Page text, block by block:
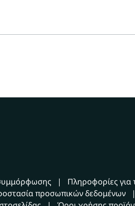
Πληροφορίες για
προσωπικών δεδομένων